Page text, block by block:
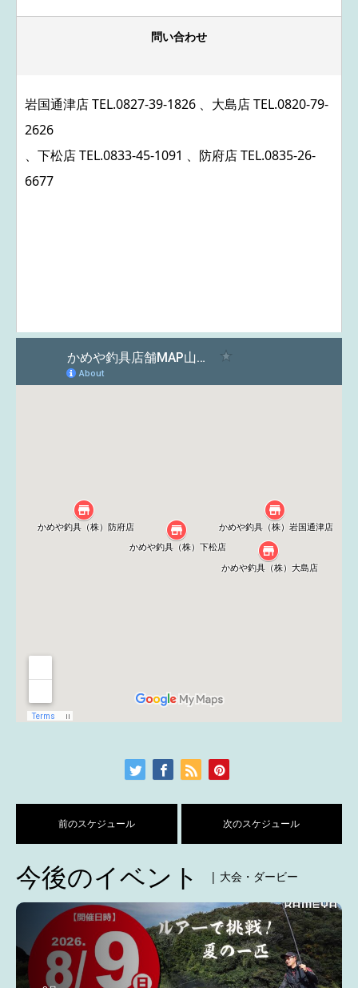
問い合わせ
岩国通津店 TEL.0827-39-1826 、大島店 TEL.0820-79-
2626
、下松店 TEL.0833-45-1091 、防府店 TEL.0835-26-
6677
前のスケジュール 次のスケジュール
今後のイベント | 大会・ダービー